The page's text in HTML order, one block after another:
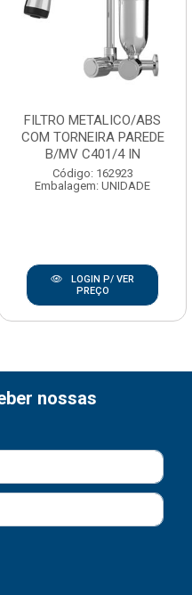
FILTRO METALICO/ABS
COM TORNEIRA PAREDE
B/MV C401/4 IN
Código: 162923
Embalagem: UNIDADE
LOGIN P/ VER
PREÇO
nossas